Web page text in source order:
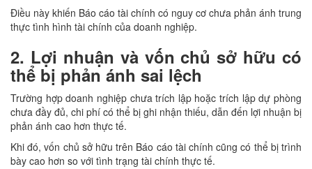
Điều này khiến Báo cáo tài chính có nguy cơ chưa phản ánh trung
thực tình hình tài chính của doanh nghiệp.
2. Lợi nhuận và vốn chủ sở hữu có
thể bị phản ánh sai lệch
Trường hợp doanh nghiệp chưa trích lập hoặc trích lập dự phòng
chưa đầy đủ, chi phí có thể bị ghi nhận thiếu, dẫn đến lợi nhuận bị
phản ánh cao hơn thực tế.
Khi đó, vốn chủ sở hữu trên Báo cáo tài chính cũng có thể bị trình
bày cao hơn so với tình trạng tài chính thực tế.